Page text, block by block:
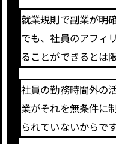
就業規則で副業が明
でも、社員のアフィ
ることができるとは
社員の勤務時間外の
業がそれを無条件に
られていないからです